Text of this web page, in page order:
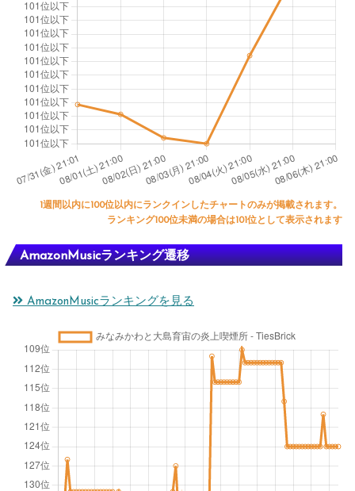
1週間以内に100位以内にランクインしたチャートのみが掲載されます。
ランキング100位未満の場合は101位として表示されます
AmazonMusicランキング遷移
AmazonMusicランキングを見る